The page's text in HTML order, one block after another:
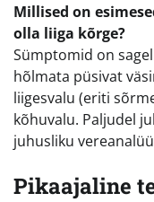
Millised on
olla liiga kõrge?
Sümptomid on
hõlmata püsivat
liigesvalu (eriti
kõhuvalu. Paljudel
juhusliku
Pikaajaline